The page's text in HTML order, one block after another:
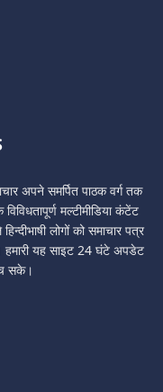
अपने समर्पित पाठक वर्ग तक
मल्टीमीडिया कंटेंट
लोगों को समाचार पत्र
हमारी यह साइट 24 घंटे अपडेट
सके।